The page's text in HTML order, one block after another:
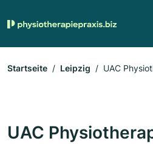
Startseite Leipzig UAC
UAC